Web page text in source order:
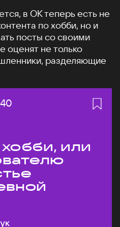
в ОК теперь есть не
по хобби, но и
посты со своими
оценят не только
разделяющие
или